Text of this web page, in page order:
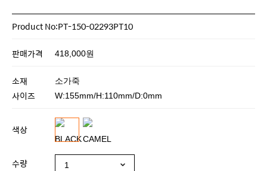
Product No:PT-150-02293PT10
판매가격 418,000원
소재 소가죽
사이즈 W:155mm/H:110mm/D:0mm
색상
수량